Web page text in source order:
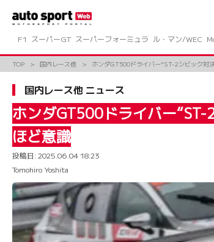
ツ
ス
F1
スーパーGT スーパーフォーミュラ ル・マン/WEC
TOP 国内レース他 ホンダGT500ドライバー“ST-2シビック対
国内レース他 ニュース
ホンダGT500ドライバー
ほど意識
投稿日: 2025.06.04 18:23
Tomohiro Yoshita